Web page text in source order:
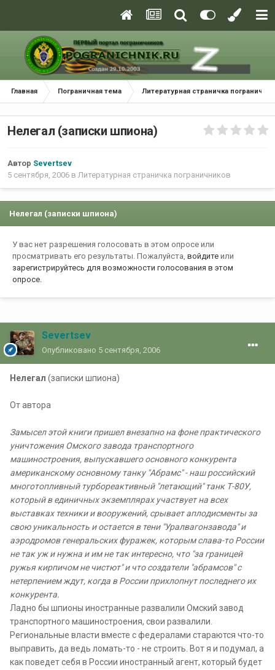
Главная Пограничная тема Литературная страничка
Нелегал (записки шпиона)
Автор Severtsev
5 сентября, 2006 в Литературная страничка пограничников
Нелегал (записки шпиона)
У вас нет разрешения голосовать в этом опросе или
просматривать его результаты. Пожалуйста, войдите или
зарегистрируйтесь для возможности голосования в этом
опросе.
Severtsev
Опубликовано 5 сентября, 2006
Нелегал (записки шпиона)
От автора
Замысел этой книги пришел внезапно на фоне практического
уничтожения Омского завода транспортного
машиностроения, выпускавшего основного конкурента
американскому основному танку "Абрамс" - наш российский
многотопливный турбореактивный "летающий" танк Т-80У,
который в единичных экземплярах участвует на всех
выставках техники и вооружений, срывает аплодисменты за
свою уникальность и остается в тени "Уралвагонзавода" и
аэродромов генеральских фуражек, которым слава-то России
не так уж и нужна и им не так интересно, что "за границей
ружья кирпичом не чистют" и что создатели "абрамсов" с
нетерпением ждут, когда в России прихлопнут последнего их
конкурента.
Ладно бы шпионы иностранные развалили Омский завод
транспортного машиностроения, свои развалили.
Региональные власти вместе с федералами стараются что-то
выправить, да ведь ломать-то - не строить. Вот я и подумал, а
как поведет себя в России иностранный агент, который будет